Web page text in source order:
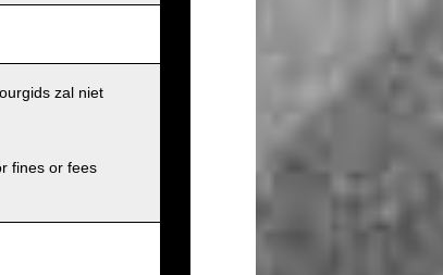
zal niet
fines or fees